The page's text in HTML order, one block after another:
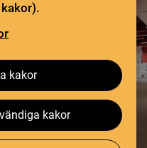
kakor
kakor